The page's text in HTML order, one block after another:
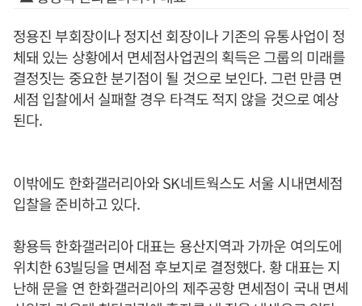
정용진 부회장이나 정지선 회장이나 기존의 유통사업이 정
체돼 있는 상황에서 면세점사업권의 획득은 그룹의 미래를
결정짓는 중요한 분기점이 될 것으로 보인다. 그런 만큼 면
세점 입찰에서 실패할 경우 타격도 적지 않을 것으로 예상
된다.
이밖에도 한화갤러리아와 SK네트웍스도 서울 시내면세점
입찰을 준비하고 있다.
황용득 한화갤러리아 대표는 용산지역과 가까운 여의도에
위치한 63빌딩을 면세점 후보지로 결정했다. 황 대표는 지
난해 문을 연 한화갤러리아의 제주공항 면세점이 국내 면세